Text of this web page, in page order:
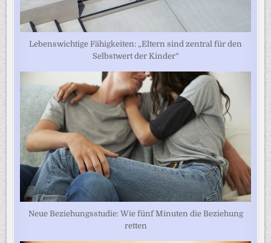
Lebenswichtige Fähigkeiten: „Eltern sind zentral für den
Selbstwert der Kinder“
Neue Beziehungsstudie: Wie fünf Minuten die Beziehung
retten